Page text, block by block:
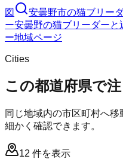
図
安曇野市の猫ブリー
ー安曇野の猫ブリーダーと
ー地域ページ
Cities
この都道府県で
同じ地域内の市区町村へ
細かく確認できます。
12 件を表示